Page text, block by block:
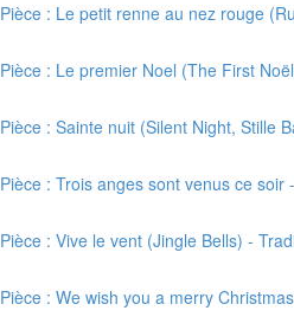
: Le petit renne au nez rouge
: Le premier Noel (The First
: Sainte nuit (Silent Night, Stille
: Trois anges sont venus ce
: Vive le vent (Jingle Bells) -
: We wish you a merry